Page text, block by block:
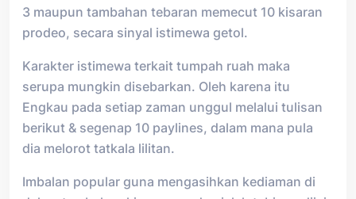
3 maupun tambahan tebaran memecut 10 kisaran
prodeo, secara sinyal istimewa getol.
Karakter istimewa terkait tumpah ruah maka
serupa mungkin disebarkan. Oleh karena itu
Engkau pada setiap zaman unggul melalui tulisan
berikut & segenap 10 paylines, dalam mana pula
dia melorot tatkala lilitan.
Imbalan popular guna mengasihkan kediaman di